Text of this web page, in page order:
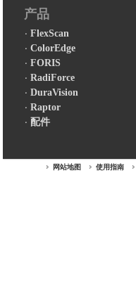
产品
FlexScan
ColorEdge
FORIS
RadiForce
DuraVision
Raptor
配件
网站地图 使用指南